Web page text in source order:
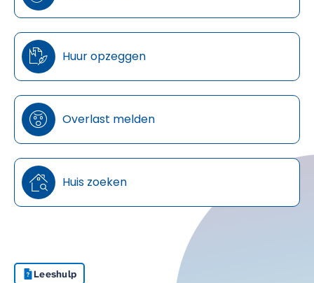
Huur opzeggen
Overlast melden
Huis zoeken
Leeshulp